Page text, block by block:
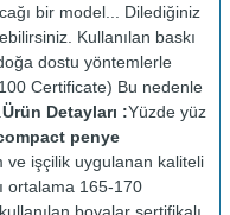
bir model... Dilediğiniz
Kullanılan baskı
dostu yöntemlerle
Certificate) Bu nedenle
Ürün Detayları :Yüzde yüz
penye
ve işçilik uygulanan kaliteli
ortalama 165-170
boyalar sertifikalı